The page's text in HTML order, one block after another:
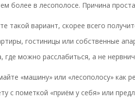
более в лесополосе. Причина
такой вариант, скорее всего
гостиницы или собственные
где можно расслабиться, а не
«машину» или «лесополосу» как
с пометкой «приём у себя» или